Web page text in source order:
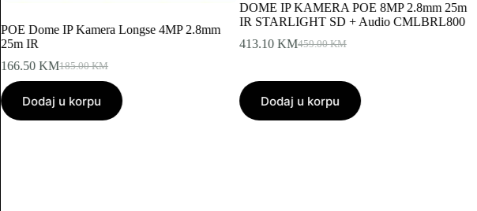
POE Dome IP Kamera Longse 4MP 2.8mm
25m IR
185.00KM
Original
was:
185.00 KM.
166.50 KMCurrent
is:
166.50 KM.
Dodaj u korpu
DOME IP KAMERA POE 8MP 2.8mm 25m
IR STARLIGHT SD + Audio CMLBRL800
459.00KM
Original
was:
413.10 KMCurrent
is:
Dodaj u korpu